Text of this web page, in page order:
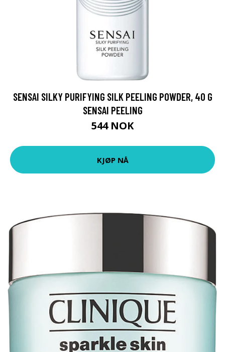
SENSAI SILKY PURIFYING SILK PEELING POWDER, 40 G
SENSAI PEELING
544 NOK
KJØP NÅ